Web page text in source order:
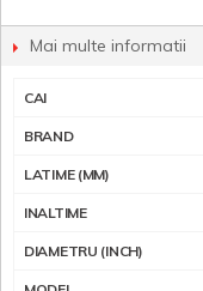
Mai multe informatii
CAI
BRAND
LATIME (MM)
INALTIME
DIAMETRU (INCH)